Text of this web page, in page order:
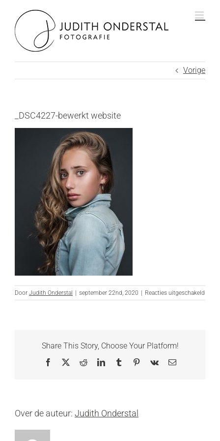
inhoud
Vorige
_DSC4227-bewerkt website
Door Judith Onderstal september 22nd, 2020 Reacties uitgeschakeld
Share This Story, Choose Your Platform!
Facebook
X RedditLinkedInTumblrPinterest
Vk
E-
Over de auteur: Judith Onderstal